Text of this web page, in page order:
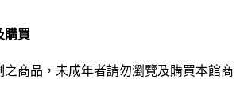
購買
商品，未成年者請勿瀏覽及購買本館商